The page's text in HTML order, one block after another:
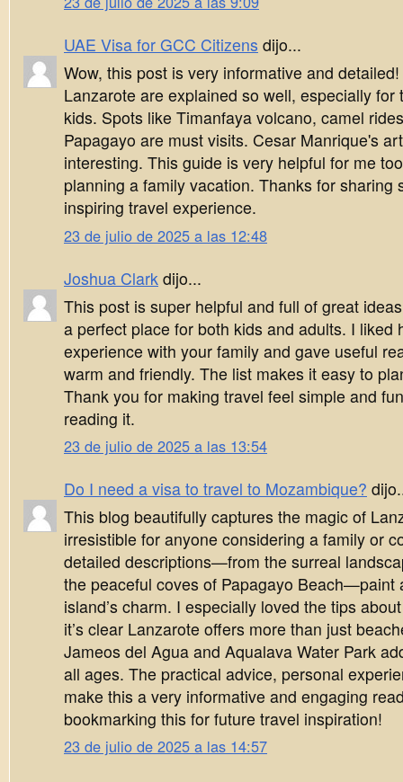
UAE Visa for GCC Citizens dijo...
Wow, this post is very informative and
Lanzarote are explained so well, especially for
kids. Spots like Timanfaya volcano, camel
Papagayo are must visits. Cesar Manrique's
interesting. This guide is very helpful for me
planning a family vacation. Thanks for sharing
inspiring travel experience.
23 de julio de 2025 a las 12:48
Joshua Clark dijo...
This post is super helpful and full of great
a perfect place for both kids and adults. I liked
experience with your family and gave useful
warm and friendly. The list makes it easy to
Thank you for making travel feel simple and
reading it.
23 de julio de 2025 a las 13:54
Do I need a visa to travel to Mozambique?
This blog beautifully captures the magic of
irresistible for anyone considering a family or
detailed descriptions—from the surreal
the peaceful coves of Papagayo Beach—paint
island’s charm. I especially loved the tips
it’s clear Lanzarote offers more than just
Jameos del Agua and Aqualava Water Park
all ages. The practical advice, personal
make this a very informative and engaging
bookmarking this for future travel inspiration!
23 de julio de 2025 a las 14:57